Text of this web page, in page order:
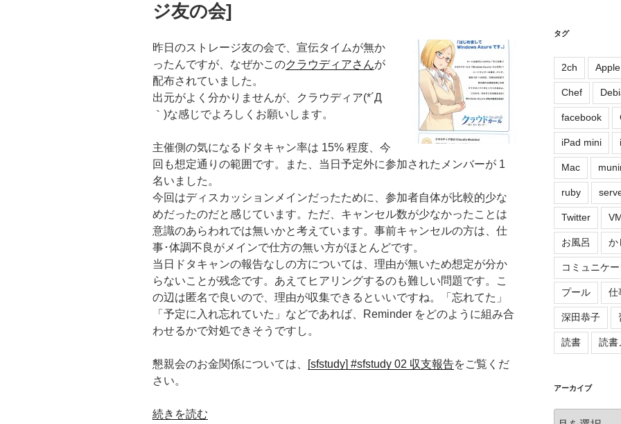
ジ友の会]
昨日のストレージ友の会で、宣伝タイムが無か
ったんですが、なぜかこのクラウディアさんが
配布されていました。
出元がよく分かりませんが、クラウディア(*´Д
｀)な感じでよろしくお願いします。
主催側の気になるドタキャン率は 15% 程度、今
回も想定通りの範囲です。また、当日予定外に参加されたメンバーが 1
名いました。
今回はディスカッションメインだったために、参加者自体が比較的少な
めだったのだと感じています。ただ、キャンセル数が少なかったことは
意識のあらわれでは無いかと考えています。事前キャンセルの方は、仕
事･体調不良がメインで仕方の無い方がほとんどです。
当日ドタキャンの報告なしの方については、理由が無いため想定が分か
らないことが残念です。あえてヒアリングするのも難しい問題です。こ
の辺は匿名で良いので、理由が収集できるといいですね。「忘れてた」
「予定に入れ忘れていた」などであれば、Reminder をどのように組み合
わせるかで対処できそうですし。
懇親会のお金関係については、 [sfstudy] #sfstudy 02 収支報告をご覧くだ
さい。
“[sfstudy]
続きを読む
タグ
2ch Apple
Chef
facebook
iPad mini
Mac
ruby
Twitter
お風呂 か
コミュニケ
プール 仕
深田恭子
読書 読書
アーカイブ